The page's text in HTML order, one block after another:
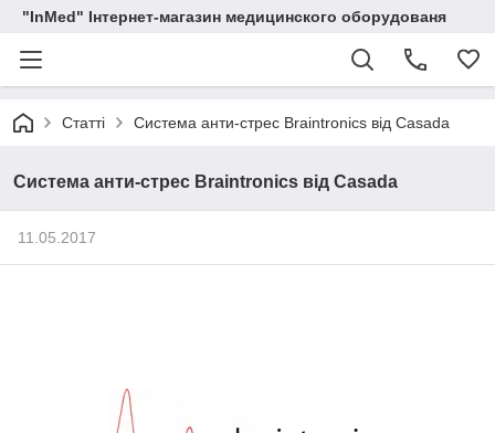
"InMed" Інтернет-магазин медицинского оборудованя
Статті Система анти-стрес Braintronics від Casada
Система анти-стрес Braintronics від Casada
11.05.2017